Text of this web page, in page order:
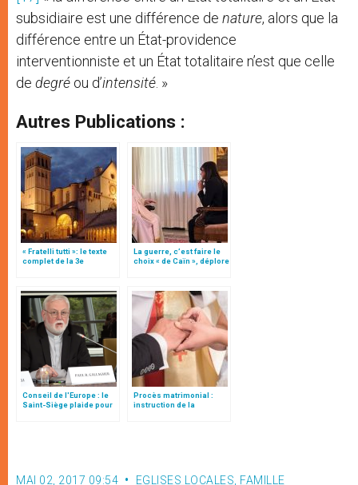
subsidiaire est une différence de nature, alors que la
différence entre un État-providence
interventionniste et un État totalitaire n’est que celle
de degré ou d’intensité . »
Autres Publications :
« Fratelli tutti »: le texte
complet de la 3e
La guerre, c’est faire le
choix « de Caïn », déplore
Conseil de l'Europe : le
Saint-Siège plaide pour
Procès matrimonial :
instruction de la
MAI 02, 2017 09:54 EGLISES LOCALES FAMILLE